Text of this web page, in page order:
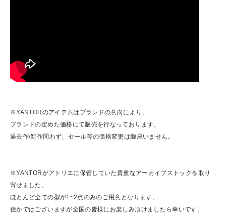
※YANTORのアイテムはブランドの意向により、
ブランドの定めた価格にて販売を行なっております。
過去作/新作問わず、セール等の価格変更は御座いません。
※YANTORがアトリエに保管していた貴重なアーカイブストックを取り
寄せました。
ほとんど全ての型が1~2点のみのご用意となります。
僅かではございますが全国の皆様にお楽しみ頂けましたら幸いです。